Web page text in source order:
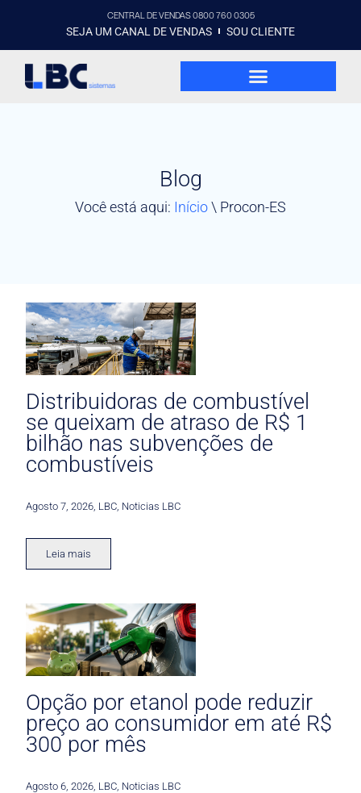
CENTRAL DE VENDAS 0800 760 0305
SEJA UM CANAL DE VENDAS SOU CLIENTE
Blog
Você está aqui: Início\ Procon-ES
Distribuidoras de combustível
se queixam de atraso de R$ 1
bilhão nas subvenções de
combustíveis
Agosto 7, 2026 LBC Noticias LBC
Leia mais
Opção por etanol pode reduzir
preço ao consumidor em até R$
300 por mês
Agosto 6, 2026 LBC Noticias LBC